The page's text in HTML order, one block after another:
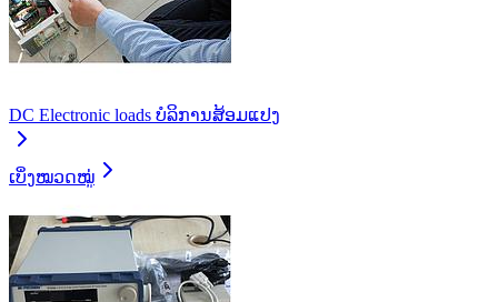
DC Electronic loads ບໍລິການສ້ອມແປງ
ເບິ່ງໝວດໝູ່